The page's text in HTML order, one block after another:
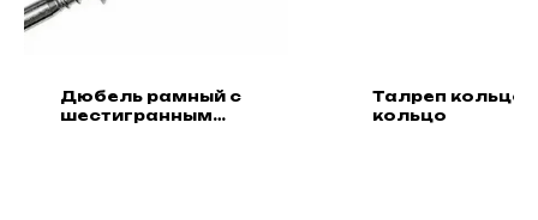
Дюбель рамный с
шестигранным
Талреп кольцо-
кольцо